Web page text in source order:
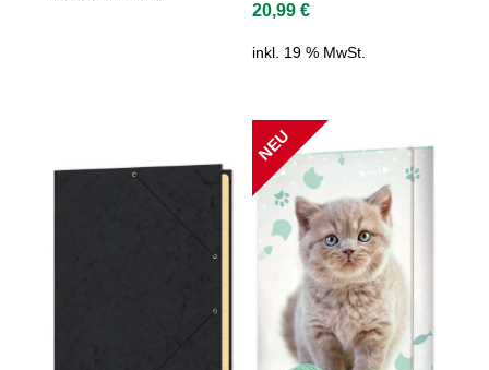
20,99€
inkl. 19 % MwSt.
NEU